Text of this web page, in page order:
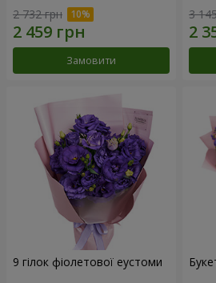
2 732 грн
Замовити
3
9 гілок фіолетової еустоми